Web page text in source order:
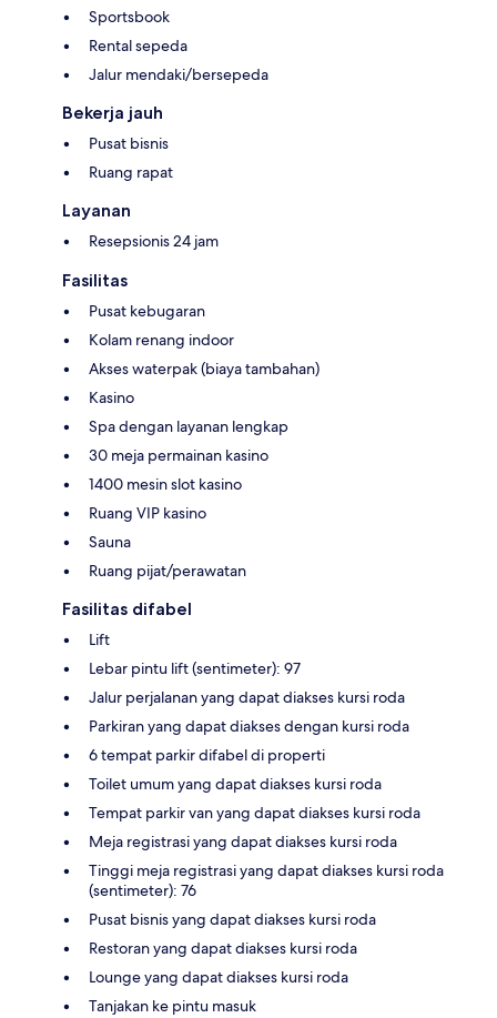
Sportsbook
Rental sepeda
Jalur mendaki/bersepeda
Bekerja jauh
Pusat bisnis
Ruang rapat
Layanan
Resepsionis 24 jam
Fasilitas
Pusat kebugaran
Kolam renang indoor
Akses waterpak (biaya tambahan)
Kasino
Spa dengan layanan lengkap
30 meja permainan kasino
1400 mesin slot kasino
Ruang VIP kasino
Sauna
Ruang pijat/perawatan
Fasilitas difabel
Lift
Lebar pintu lift (sentimeter): 97
Jalur perjalanan yang dapat diakses kursi roda
Parkiran yang dapat diakses dengan kursi roda
6 tempat parkir difabel di properti
Toilet umum yang dapat diakses kursi roda
Tempat parkir van yang dapat diakses kursi roda
Meja registrasi yang dapat diakses kursi roda
Tinggi meja registrasi yang dapat diakses kursi roda
(sentimeter): 76
Pusat bisnis yang dapat diakses kursi roda
Restoran yang dapat diakses kursi roda
Lounge yang dapat diakses kursi roda
Tanjakan ke pintu masuk